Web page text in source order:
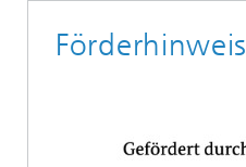
Förderhinweis